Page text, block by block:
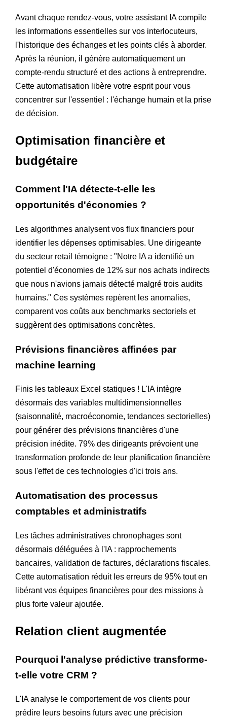
Avant chaque rendez-vous, votre assistant IA compile
les informations essentielles sur vos interlocuteurs,
l'historique des échanges et les points clés à aborder.
Après la réunion, il génère automatiquement un
compte-rendu structuré et des actions à entreprendre.
Cette automatisation libère votre esprit pour vous
concentrer sur l'essentiel : l'échange humain et la prise
de décision.
Optimisation financière et
budgétaire
Comment l'IA détecte-t-elle les
opportunités d'économies ?
Les algorithmes analysent vos flux financiers pour
identifier les dépenses optimisables. Une dirigeante
du secteur retail témoigne : "Notre IA a identifié un
potentiel d'économies de 12% sur nos achats indirects
que nous n'avions jamais détecté malgré trois audits
humains." Ces systèmes repèrent les anomalies,
comparent vos coûts aux benchmarks sectoriels et
suggèrent des optimisations concrètes.
Prévisions financières affinées par
machine learning
Finis les tableaux Excel statiques ! L'IA intègre
désormais des variables multidimensionnelles
(saisonnalité, macroéconomie, tendances sectorielles)
pour générer des prévisions financières d'une
précision inédite. 79% des dirigeants prévoient une
transformation profonde de leur planification financière
sous l'effet de ces technologies d'ici trois ans.
Automatisation des processus
comptables et administratifs
Les tâches administratives chronophages sont
désormais déléguées à l'IA : rapprochements
bancaires, validation de factures, déclarations fiscales.
Cette automatisation réduit les erreurs de 95% tout en
libérant vos équipes financières pour des missions à
plus forte valeur ajoutée.
Relation client augmentée
Pourquoi l'analyse prédictive transforme-
t-elle votre CRM ?
L'IA analyse le comportement de vos clients pour
prédire leurs besoins futurs avec une précision